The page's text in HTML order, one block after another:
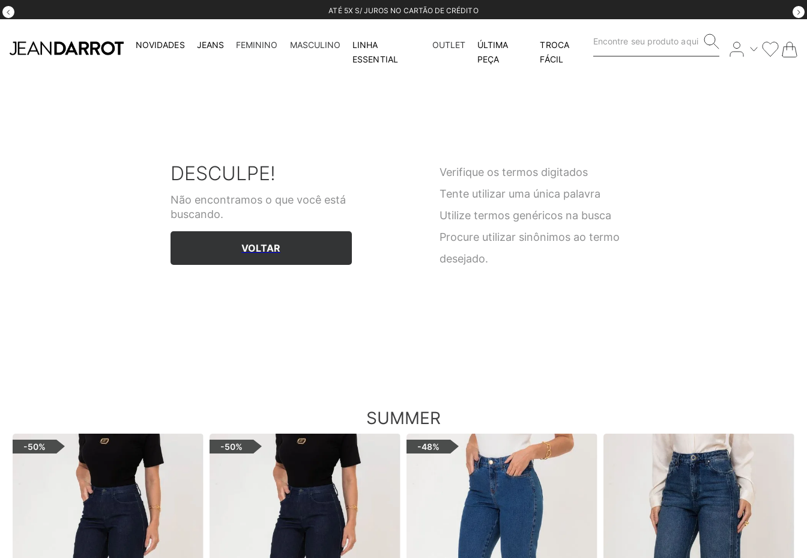
CONFIRA NOSSO OUTLET ATÉ 70%
NOVIDADES JEANS FEMININO MASCULINO
LINHA
ESSENTIAL
OUTLET
ÚLTIMA
PEÇA
TROCA
FÁCIL
Encontre seu produto aqui
DESCULPE!
Não encontramos o que você está
buscando.
VOLTAR
Verifique os termos digitados
Tente utilizar uma única palavra
Utilize termos genéricos na busca
Procure utilizar sinônimos ao termo
desejado.
SUMMER
-50% -50% -48%